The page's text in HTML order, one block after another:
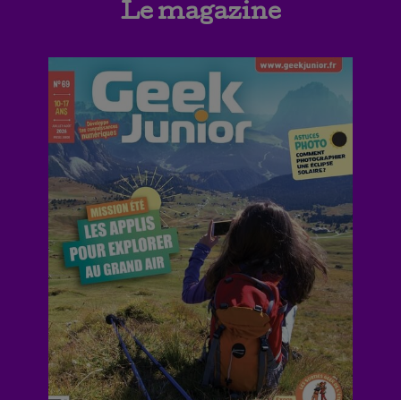
Le magazine